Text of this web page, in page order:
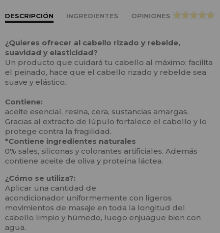
DESCRIPCIÓN INGREDIENTES OPINIONES >
¿Quieres ofrecer al cabello rizado y rebelde,
suavidad y elasticidad?
Un producto que cuidará tu cabello al máximo: facilita
el peinado, hace que el cabello rizado y rebelde sea
suave y elástico.
Contiene:
aceite esencial, resina, cera, sustancias amargas.
Gracias al extracto de lúpulo fortalece el cabello y lo
protege contra la fragilidad.
*Contiene ingredientes naturales
0% sales, siliconas y colorantes artificiales. Además
contiene aceite de oliva y proteína láctea.
¿Cómo se utiliza?:
Aplicar una cantidad de
acondicionador uniformemente con ligeros
movimientos de masaje en toda la longitud del
cabello limpio y húmedo, luego enjuague bien con
agua.